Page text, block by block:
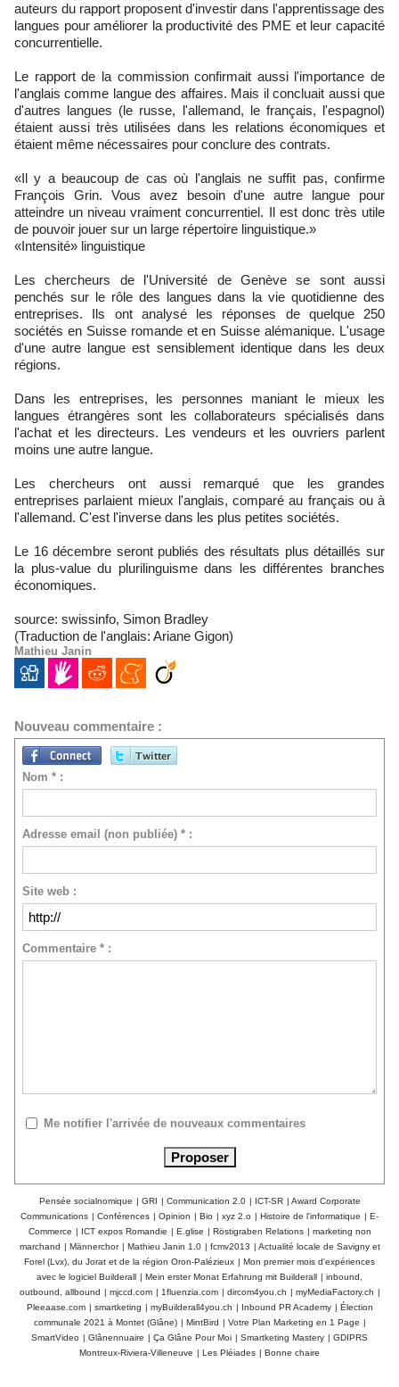
auteurs du rapport proposent d'investir dans l'apprentissage des
langues pour améliorer la productivité des PME et leur capacité
concurrentielle.
Le rapport de la commission confirmait aussi l'importance de
l'anglais comme langue des affaires. Mais il concluait aussi que
d'autres langues (le russe, l'allemand, le français, l'espagnol)
étaient aussi très utilisées dans les relations économiques et
étaient même nécessaires pour conclure des contrats.
«Il y a beaucoup de cas où l'anglais ne suffit pas, confirme
François Grin. Vous avez besoin d'une autre langue pour
atteindre un niveau vraiment concurrentiel. Il est donc très utile
de pouvoir jouer sur un large répertoire linguistique.»
«Intensité» linguistique
Les chercheurs de l'Université de Genève se sont aussi
penchés sur le rôle des langues dans la vie quotidienne des
entreprises. Ils ont analysé les réponses de quelque 250
sociétés en Suisse romande et en Suisse alémanique. L'usage
d'une autre langue est sensiblement identique dans les deux
régions.
Dans les entreprises, les personnes maniant le mieux les
langues étrangères sont les collaborateurs spécialisés dans
l'achat et les directeurs. Les vendeurs et les ouvriers parlent
moins une autre langue.
Les chercheurs ont aussi remarqué que les grandes
entreprises parlaient mieux l'anglais, comparé au français ou à
l'allemand. C'est l'inverse dans les plus petites sociétés.
Le 16 décembre seront publiés des résultats plus détaillés sur
la plus-value du plurilinguisme dans les différentes branches
économiques.
source: swissinfo, Simon Bradley
(Traduction de l'anglais: Ariane Gigon)
Mathieu Janin
Nouveau commentaire :
Nom * :
Adresse email (non publiée) * :
Site web :
Commentaire * :
Me notifier l'arrivée de nouveaux commentaires
Pensée socialnomique | GRI | Communication 2.0 | ICT-SR | Award Corporate
Communications | Conférences | Opinion | Bio | xyz 2.o | Histoire de l'informatique | E-
Commerce | ICT expos Romandie | E.glise | Röstigraben Relations | marketing non
marchand | Männerchor | Mathieu Janin 1.0 | fcmv2013 | Actualité locale de Savigny et
Forel (Lvx), du Jorat et de la région Oron-Palézieux | Mon premier mois d'expériences
avec le logiciel Builderall | Mein erster Monat Erfahrung mit Builderall | inbound,
outbound, allbound | mjccd.com | 1fluenzia.com | dircom4you.ch | myMediaFactory.ch |
Pleeaase.com | smartketing | myBuilderall4you.ch | Inbound PR Academy | Élection
communale 2021 à Montet (Glâne) | MintBird | Votre Plan Marketing en 1 Page |
SmartVideo | Glânennuaire | Ça Glâne Pour Moi | Smartketing Mastery | GDIPRS
Montreux-Riviera-Villeneuve | Les Pléiades | Bonne chaire